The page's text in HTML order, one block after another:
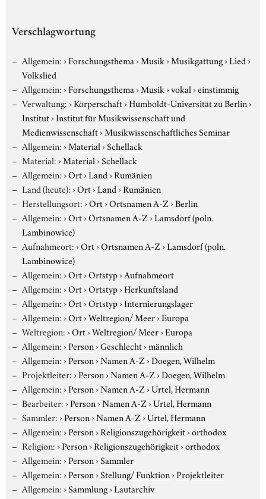
Verschlagwortung
Allgemein:›Forschungsthema›Musik›Musikgattung›Lied›
Volkslied
Allgemein:›Forschungsthema›Musik›vokal›einstimmig
Verwaltung:›Körperschaft›Humboldt-Universität zu Berlin›
Institut›Institut für Musikwissenschaft und
Medienwissenschaft›Musikwissenschaftliches Seminar
Allgemein:›Material›Schellack
Material:›Material›Schellack
Allgemein:›Ort›Land›Rumänien
Land (heute):›Ort›Land›Rumänien
Herstellungsort:›Ort›Ortsnamen A-Z›Berlin
Allgemein:›Ort›Ortsnamen A-Z›Lamsdorf (poln.
Lambinowice)
Aufnahmeort:›Ort›Ortsnamen A-Z›Lamsdorf (poln.
Lambinowice)
Allgemein:›Ort›Ortstyp›Aufnahmeort
Allgemein:›Ort›Ortstyp›Herkunftsland
Allgemein:›Ort›Ortstyp›Internierungslager
Allgemein:›Ort›Weltregion/ Meer›Europa
Weltregion:›Ort›Weltregion/ Meer›Europa
Allgemein:›Person›Geschlecht›männlich
Allgemein:›Person›Namen A-Z›Doegen, Wilhelm
Projektleiter:›Person›Namen A-Z›Doegen, Wilhelm
Allgemein:›Person›Namen A-Z›Urtel, Hermann
Bearbeiter:›Person›Namen A-Z›Urtel, Hermann
Sammler:›Person›Namen A-Z›Urtel, Hermann
Allgemein:›Person›Religionszugehörigkeit›orthodox
Religion:›Person›Religionszugehörigkeit›orthodox
Allgemein:›Person›Sammler
Allgemein:›Person›Stellung/ Funktion›Projektleiter
Allgemein:›Sammlung›Lautarchiv